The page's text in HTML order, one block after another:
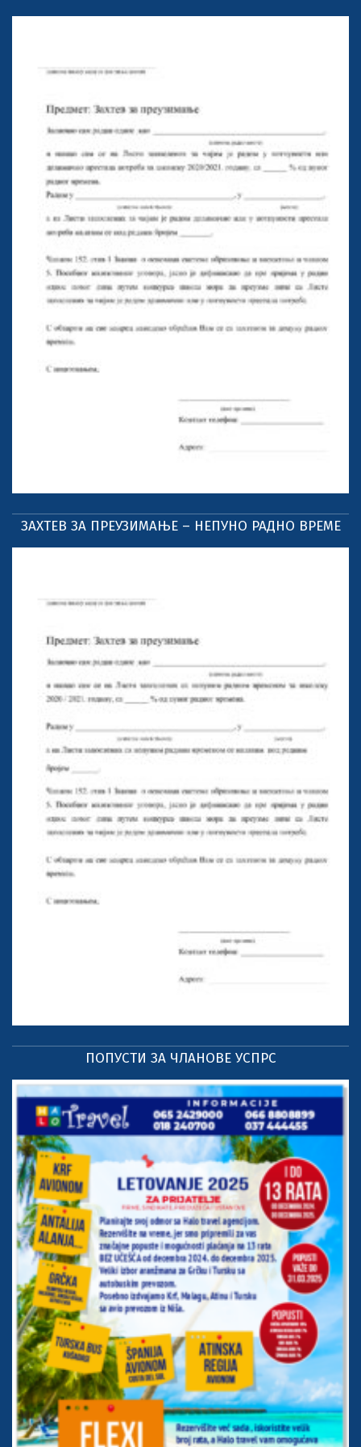
ЗАХТЕВ ЗА ПРЕУЗИМАЊЕ – НЕПУНО РАДНО ВРЕМЕ
ПОПУСТИ ЗА ЧЛАНОВЕ УСПРС